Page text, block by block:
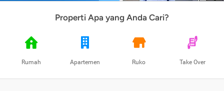
Properti Apa yang Anda Cari?
Rumah Apartemen Ruko Take Over